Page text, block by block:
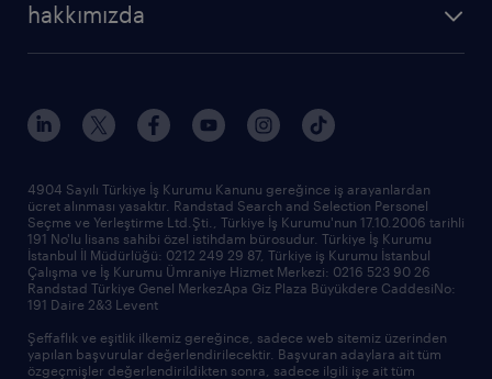
hakkımızda
tarihçe
sponsorluklarımız
haberler ve duyurular
ofislerimiz
4904 Sayılı Türkiye İş Kurumu Kanunu gereğince iş arayanlardan
ücret alınması yasaktır. Randstad Search and Selection Personel
Seçme ve Yerleştirme Ltd.Şti., Türkiye İş Kurumu'nun 17.10.2006 tarihli
191 No'lu lisans sahibi özel istihdam bürosudur. Türkiye İş Kurumu
İstanbul İl Müdürlüğü: 0212 249 29 87, Türkiye iş Kurumu İstanbul
Çalışma ve İş Kurumu Ümraniye Hizmet Merkezi: 0216 523 90 26
Randstad Türkiye Genel MerkezApa Giz Plaza Büyükdere CaddesiNo:
191 Daire 2&3 Levent
Şeffaflık ve eşitlik ilkemiz gereğince, sadece web sitemiz üzerinden
yapılan başvurular değerlendirilecektir. Başvuran adaylara ait tüm
özgeçmişler değerlendirildikten sonra, sadece ilgili işe ait tüm